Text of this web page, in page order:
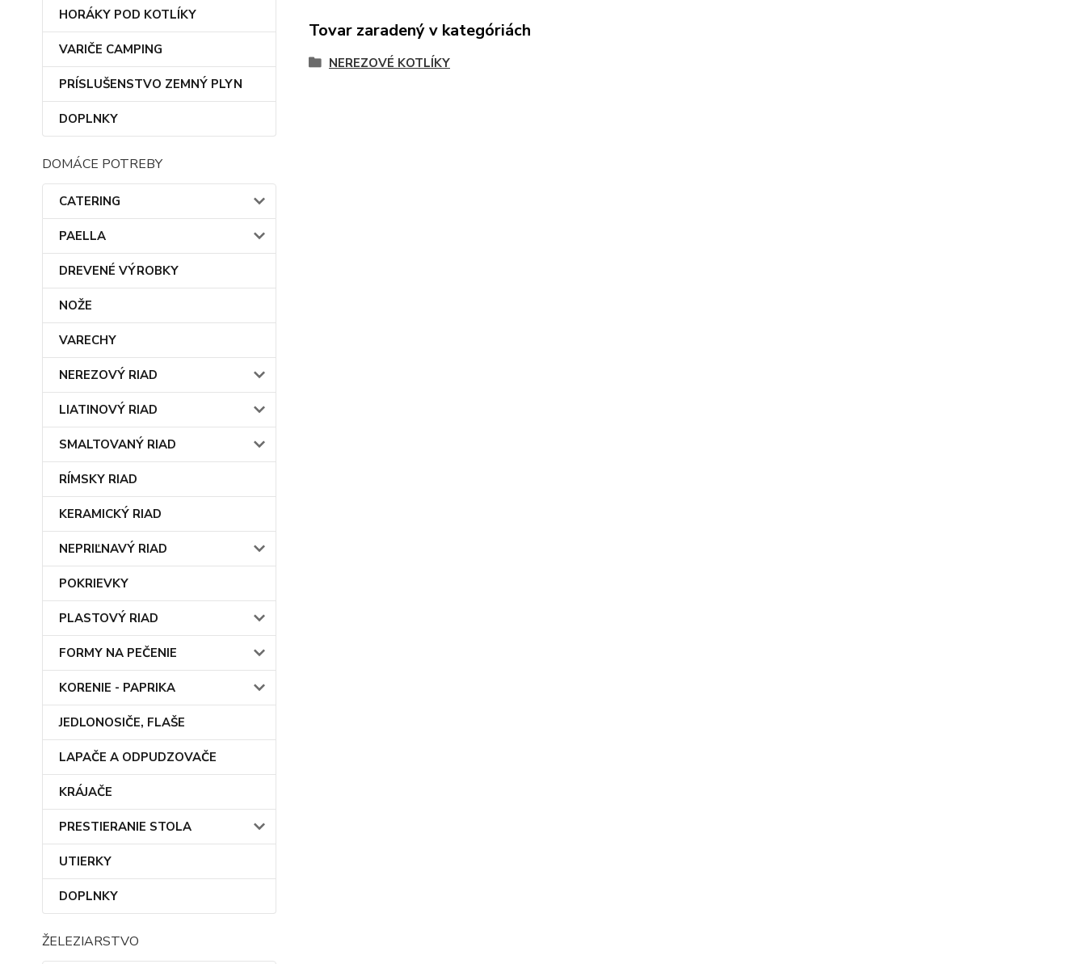
HORÁKY POD KOTLÍKY
VARIČE CAMPING
PRÍSLUŠENSTVO ZEMNÝ PLYN
DOPLNKY
DOMÁCE POTREBY
CATERING
PAELLA
DREVENÉ VÝROBKY
NOŽE
VARECHY
NEREZOVÝ RIAD
LIATINOVÝ RIAD
SMALTOVANÝ RIAD
RÍMSKY RIAD
KERAMICKÝ RIAD
NEPRIĽNAVÝ RIAD
POKRIEVKY
PLASTOVÝ RIAD
FORMY NA PEČENIE
KORENIE - PAPRIKA
JEDLONOSIČE, FLAŠE
LAPAČE A ODPUDZOVAČE
KRÁJAČE
PRESTIERANIE STOLA
UTIERKY
DOPLNKY
ŽELEZIARSTVO
Tovar zaradený v kategóriách
NEREZOVÉ KOTLÍKY